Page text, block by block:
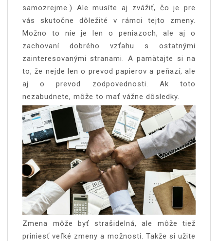
samozrejme.) Ale musíte aj zvážiť, čo je pre
vás skutočne dôležité v rámci tejto zmeny.
Možno to nie je len o peniazoch, ale aj o
zachovaní dobrého vzťahu s ostatnými
zainteresovanými stranami. A pamätajte si na
to, že nejde len o prevod papierov a peňazí, ale
aj o prevod zodpovednosti. Ak toto
nezabudnete, môže to mať vážne dôsledky.
Zmena môže byť strašidelná, ale môže tiež
priniesť veľké zmeny a možnosti. Takže si užite